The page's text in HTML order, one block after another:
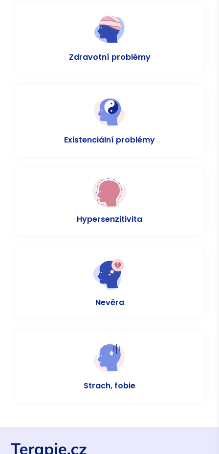
Zdravotní problémy
Existenciální problémy
Hypersenzitivita
Nevěra
Strach, fobie